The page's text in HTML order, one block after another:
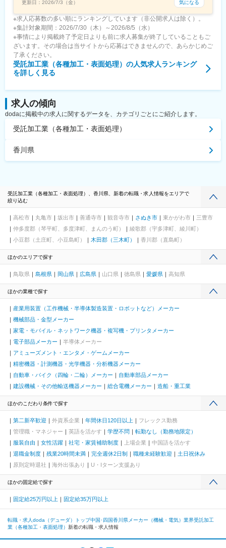
更新日： 2026/7/3（金） 気になる
※求人応募数の多い順にランキングしています（非公開求人は除く）。
※集計対象期間：2026/7/30（木）～2026/8/5（水）
※事情により掲載終了予定日よりも前に求人募集が終了していることもご
ざいます。その場合は当サイトから応募はできませんので、あらかじめご
了承ください。
受託加工業（各種加工・表面処理） の人気求人ランキング
を詳しく見る
求人の傾向
dodaに掲載中の求人に関するデータを、カテゴリごとにご紹介します。
受託加工業（各種加工・表面処理）
香川県
受託加工業（各種加工・表面処理）、香川県、新着の転職・求人情報をエリアで
絞り込む
高松市 丸亀市 坂出市 善通寺市 観音寺市 さぬき市 東かがわ市
三豊市
仲多度郡（琴平町、多度津町、まんのう町）
綾歌郡（宇多津町、綾川町）
小豆郡（土庄町、小豆島町）
木田郡（三木町） 香川郡（直島町）
ほかのエリアで探す
鳥取県 島根県 岡山県 広島県 山口県 徳島県 愛媛県 高知県
ほかの業種で探す
産業用装置（工作機械・半導体製造装置・ロボットなど）メーカー
機械部品・金型メーカー
家電・モバイル・ネットワーク機器・複写機・プリンタメーカー
電子部品メーカー
半導体メーカー
アミューズメント・エンタメ・ゲームメーカー
精密機器・計測機器・光学機器・分析機器メーカー
自動車・バイク（四輪・二輪）メーカー
自動車部品メーカー
建設機械・その他輸送機器メーカー
総合電機メーカー 造船・重工業
ほかのこだわり条件で探す
第二新卒歓迎 外資系企業 年間休日120日以上
フレックス勤務
管理職・マネジャー
英語を活かす 学歴不問
転勤なし（勤務地限定）
服装自由
女性活躍 社宅・家賃補助制度 上場企業
中国語を活かす
退職金制度
残業20時間未満 完全週休2日制 職種未経験歓迎
土日祝休み
原則定時退社
海外出張あり U・Iターン支援あり
ほかの固定給で探す
固定給25万円以上 固定給35万円以上
転職・求人doda（デューダ）トップ中国･四国香川県 メーカー（機械・電気）業界受託加工
業（各種加工・表面処理） 新着の転職・求人情報